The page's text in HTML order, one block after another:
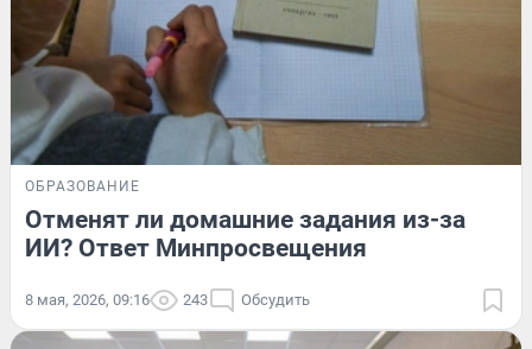
ОБРАЗОВАНИЕ
Отменят ли домашние задания из-за
ИИ? Ответ Минпросвещения
8 мая, 2026, 09:16 243 Обсудить